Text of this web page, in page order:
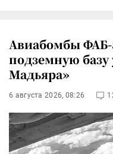
Авиабомбы
подземную
Мадьяра»
6 августа 2026, 08:26